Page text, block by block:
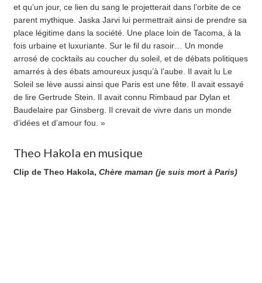
et qu’un jour, ce lien du sang le projetterait dans l’orbite de ce
parent mythique. Jaska Jarvi lui permettrait ainsi de prendre sa
place légitime dans la société. Une place loin de Tacoma, à la
fois urbaine et luxuriante. Sur le fil du rasoir… Un monde
arrosé de cocktails au coucher du soleil, et de débats politiques
amarrés à des ébats amoureux jusqu’à l’aube. Il avait lu Le
Soleil se lève aussi ainsi que Paris est une fête. Il avait essayé
de lire Gertrude Stein. Il avait connu Rimbaud par Dylan et
Baudelaire par Ginsberg. Il crevait de vivre dans un monde
d’idées et d’amour fou. »
Theo Hakola en musique
Clip de Theo Hakola, Chère maman (je suis mort à Paris)